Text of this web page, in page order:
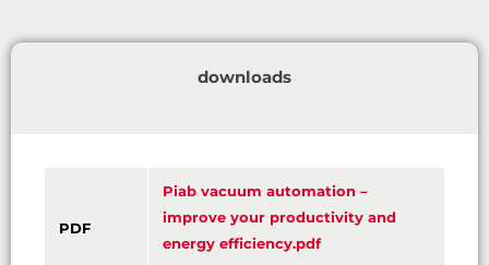
downloads
PDF
Piab vacuum automation –
improve your productivity and
energy efficiency.pdf